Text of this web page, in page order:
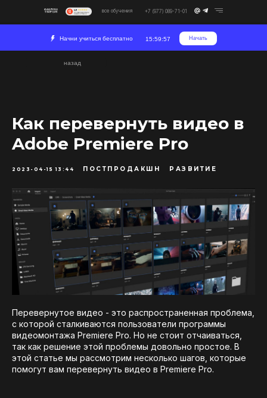
все обучения +7 (977) 089-71-01
15:59:57
Начни учиться бесплатно Начать
назад
Как перевернуть видео в
Adobe Premiere Pro
2023-04-15 13:44 ПОСТПРОДАКШН РАЗВИТИЕ
Перевернутое видео - это распространенная проблема,
с которой сталкиваются пользователи программы
видеомонтажа Premiere Pro. Но не стоит отчаиваться,
так как решение этой проблемы довольно простое. В
этой статье мы рассмотрим несколько шагов, которые
помогут вам перевернуть видео в Premiere Pro.